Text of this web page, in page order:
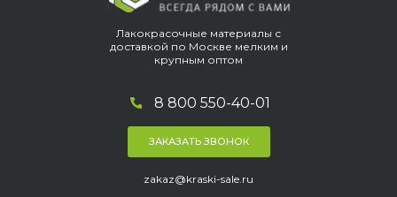
Лакокрасочные материалы с
доставкой по Москве мелким и
крупным оптом
8 800 550-40-01
ЗАКАЗАТЬ ЗВОНОК
zakaz@kraski-sale.ru